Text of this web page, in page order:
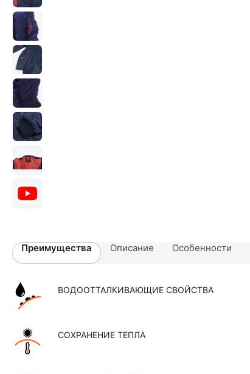
Преимущества Описание Особенности
ВОДООТТАЛКИВАЮЩИЕ СВОЙСТВА
СОХРАНЕНИЕ ТЕПЛА